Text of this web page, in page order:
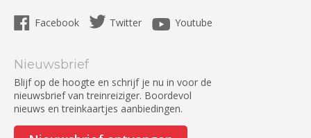
Facebook Twitter Youtube
Nieuwsbrief
Blijf op de hoogte en schrijf je nu in voor de
nieuwsbrief van treinreiziger. Boordevol
nieuws en treinkaartjes aanbiedingen.